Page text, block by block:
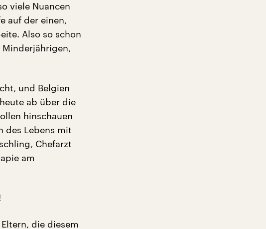
viele Nuancen
auf der einen,
Also so schon
und Belgien
ab über die
hinschauen
des Lebens mit
Chefarzt
am
die diesem